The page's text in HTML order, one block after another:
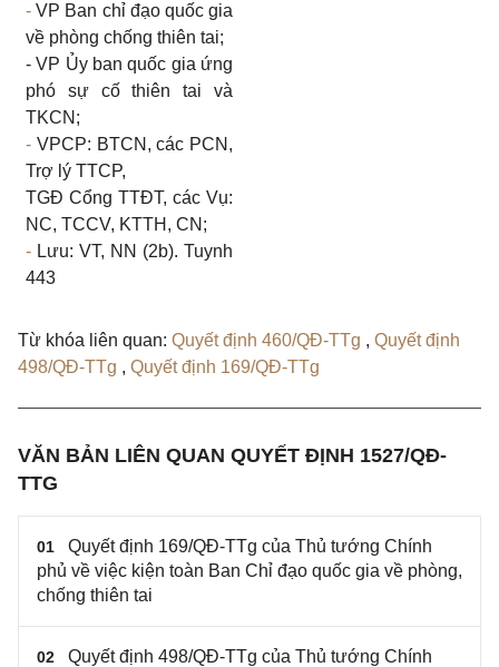
- VP Ban chỉ đạo quốc gia
về phòng chống thiên tai;
- VP Ủy ban quốc gia ứng
phó sự cốthiên tai và
TKCN;
- VPCP: BTCN,các PCN,
Trợ lýTTCP,
TGĐ Cổng TTĐT, các Vụ:
NC,TCCV, KTTH, CN;
- Lưu: VT, NN (2b). Tuynh
443
Từ khóa liên quan: Quyết định 460/QĐ-TTg , Quyết định
498/QĐ-TTg , Quyết định 169/QĐ-TTg
VĂN BẢN LIÊN QUAN QUYẾT ĐỊNH 1527/QĐ-
TTG
01
Quyết định 169/QĐ-TTg của Thủ tướng Chính
phủ về việc kiện toàn Ban Chỉ đạo quốc gia về phòng,
chống thiên tai
02
Quyết định 498/QĐ-TTg của Thủ tướng Chính